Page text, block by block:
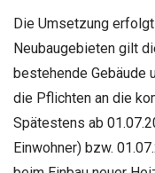
Die Umsetzung
Neubaugebieten gilt
bestehende Gebäude
die Pflichten an die
Spätestens ab
Einwohner) bzw.